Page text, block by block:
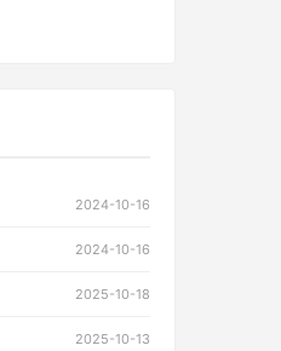
2024-10-16
2024-10-16
2025-10-18
2025-10-13